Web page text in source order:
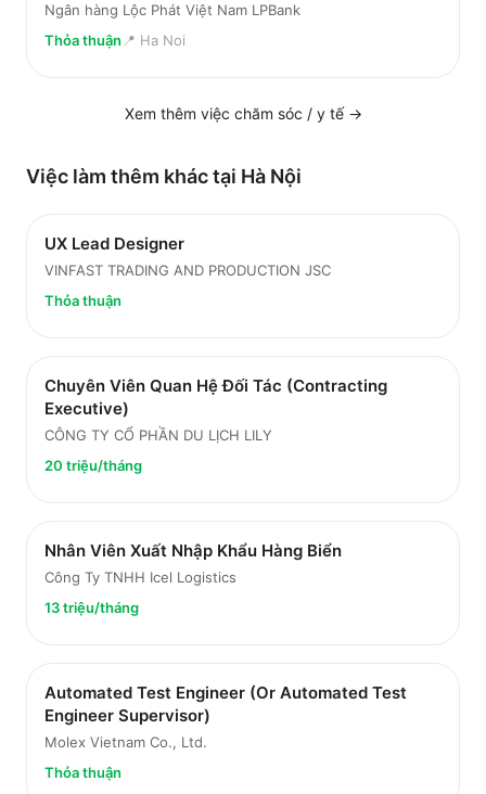
Ngân hàng Lộc Phát Việt Nam LPBank
Thỏa thuận 📍 Ha Noi
Xem thêm việc chăm sóc / y tế→
Việc làm thêm khác tại Hà Nội
UX Lead Designer
VINFAST TRADING AND PRODUCTION JSC
Thỏa thuận
Chuyên Viên Quan Hệ Đối Tác (Contracting
Executive)
CÔNG TY CỔ PHẦN DU LỊCH LILY
20 triệu/tháng
Nhân Viên Xuất Nhập Khẩu Hàng Biển
Công Ty TNHH Icel Logistics
13 triệu/tháng
Automated Test Engineer (Or Automated Test
Engineer Supervisor)
Molex Vietnam Co., Ltd.
Thỏa thuận